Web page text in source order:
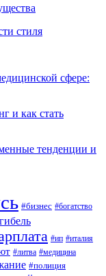
стиля
сфере:
и как стать
тенденции и
#бизнес #богатство
#ип #италия
#литва #медицина
#полиция